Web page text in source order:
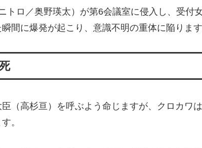
トロ／奥野瑛太）が第6会議室に侵入し、受付
間に爆発が起こり、意識不明の重体に陥ります
（高杉亘）を呼ぶよう命じますが、クロカワ
。